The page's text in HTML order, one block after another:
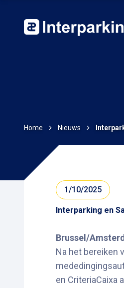
Home Nieuws
1/10/2025
Interparking en
Brussel/
Na het bereiken
en CriteriaCaixa